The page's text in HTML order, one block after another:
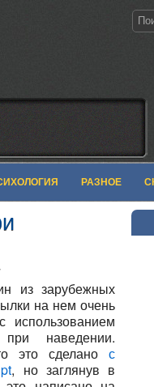
РАЗНОЕ
из зарубежных
на нем очень
использованием
наведении.
это сделано с
, но заглянув в